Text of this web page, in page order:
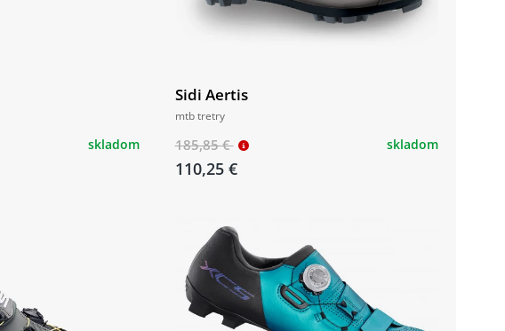
skladom
Sidi Aertis
mtb tretry
185,85 €
110,25 €
skladom